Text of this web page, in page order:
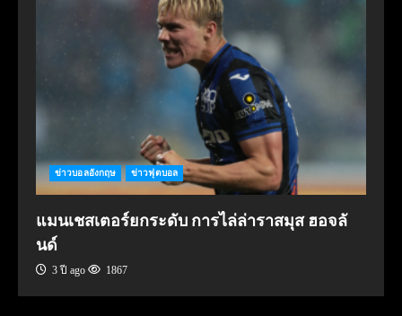
ข่าวบอลอังกฤษ ข่าวฟุตบอล
แมนเชสเตอร์ยกระดับ การไล่ล่าราสมุส ฮอจลั
นด์
3 ปี ago 1867